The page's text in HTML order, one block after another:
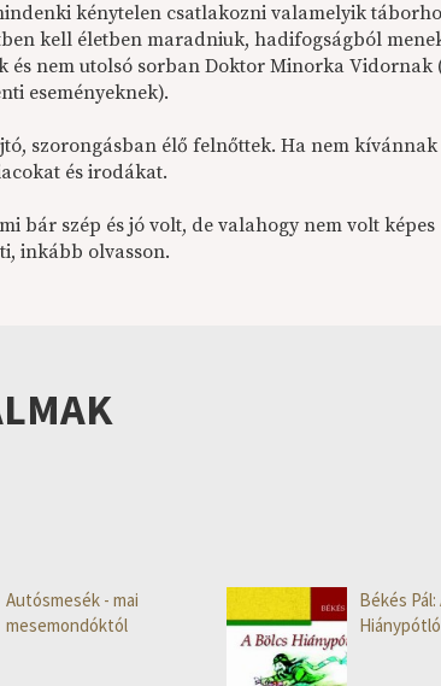
kénytelen csatlakozni valamelyik
kell életben maradniuk, hadifogságból
és nem utolsó sorban Doktor Minorka Vidornak
eseményeknek).
szorongásban élő felnőttek. Ha nem kívánnak
és irodákat.
bár szép és jó volt, de valahogy nem volt képes
inkább olvasson.
Autósmesék - mai
mesemondóktól
Békés Pál:
Hiánypótló